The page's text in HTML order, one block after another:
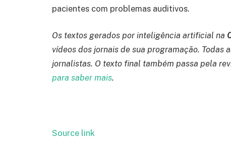
pacientes com problemas auditivos.
Os textos gerados por inteligência artificial na
vídeos dos jornais de sua programação. Todas
jornalistas. O texto final também passa pela
para saber mais.
Source link